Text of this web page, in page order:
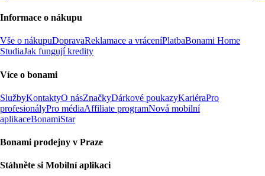
Informace o nákupu
Vše o nákupuDopravaReklamace a vráceníPlatbaBonami Home
StudiaJak fungují kredity
Více o bonami
SlužbyKontaktyO násZnačkyDárkové poukazyKariéraPro
profesionályPro médiaAffiliate programNová mobilní
aplikaceBonamiStar
Bonami prodejny v Praze
Stáhněte si Mobilní aplikaci